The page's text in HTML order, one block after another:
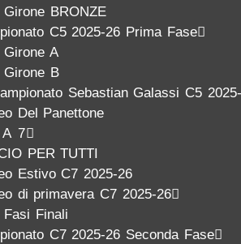
Girone BRONZE
C5 2025-26 Prima Fase
Girone A
Girone B
Sebastian Galassi C5
Del Panettone
7
PER TUTTI
Estivo C7 2025-26
di primavera C7 2025-26
Fasi Finali
C7 2025-26 Seconda Fase